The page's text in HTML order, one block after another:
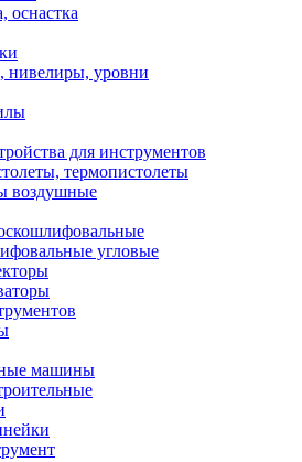
оснастка
нивелиры, уровни
для инструментов
термопистолеты
воздушные
угловые
машины